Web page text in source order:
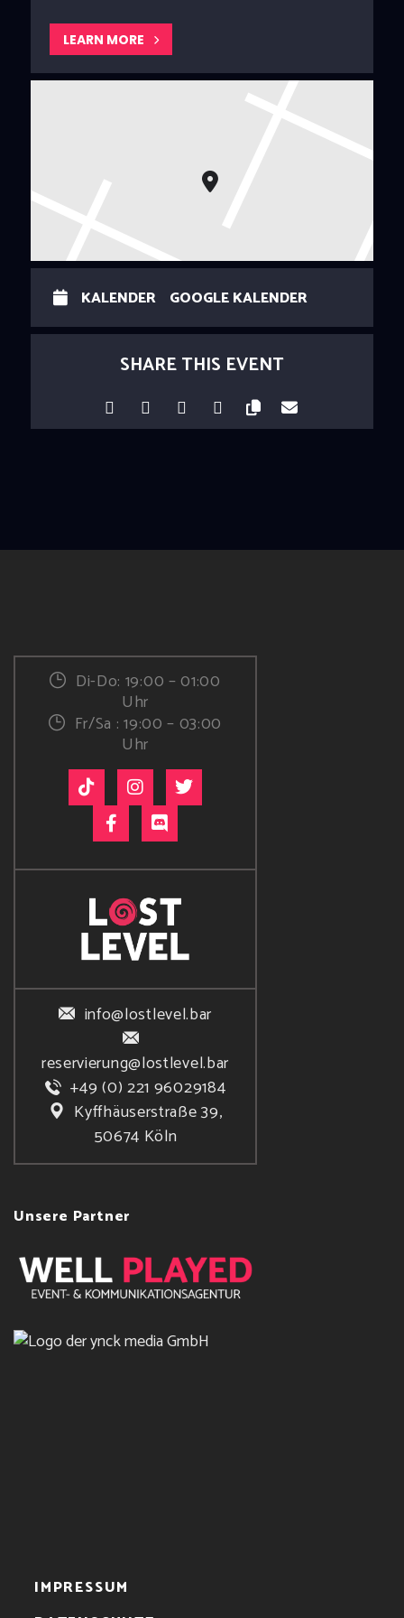
LEARN MORE
KALENDER GOOGLE KALENDER
SHARE THIS EVENT
Di-Do: 19:00 – 01:00
Uhr
Fr/Sa : 19:00 – 03:00
Uhr
info@lostlevel.bar
reservierung@lostlevel.bar
+49 (0) 221 96029184
Kyffhäuserstraße 39,
50674 Köln
Unsere Partner
IMPRESSUM